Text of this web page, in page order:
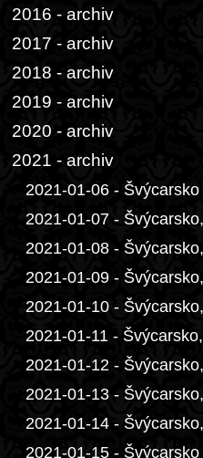
2016 - archiv
2017 - archiv
2018 - archiv
2019 - archiv
2020 - archiv
2021 - archiv
2021-01-06 - Švýcarsko
2021-01-07 -
2021-01-08 -
2021-01-09 -
2021-01-10 -
2021-01-11 -
2021-01-12 -
2021-01-13 -
2021-01-14 -
2021-01-15 - Švýcarsko